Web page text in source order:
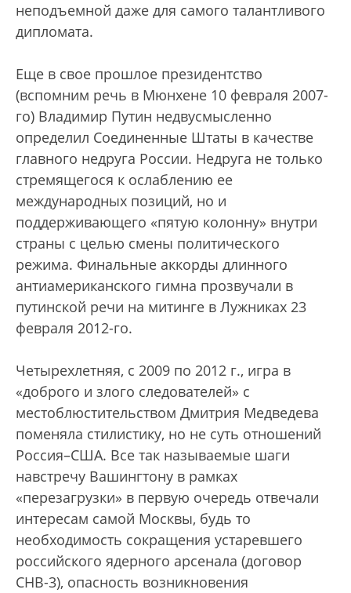
неподъемной даже для самого талантливого
дипломата.
Еще в свое прошлое президентство
(вспомним речь в Мюнхене 10 февраля 2007-
го) Владимир Путин недвусмысленно
определил Соединенные Штаты в качестве
главного недруга России. Недруга не только
стремящегося к ослаблению ее
международных позиций, но и
поддерживающего «пятую колонну» внутри
страны с целью смены политического
режима. Финальные аккорды длинного
антиамериканского гимна прозвучали в
путинской речи на митинге в Лужниках 23
февраля 2012-го.
Четырехлетняя, с 2009 по 2012 г., игра в
«доброго и злого следователей» с
местоблюстительством Дмитрия Медведева
поменяла стилистику, но не суть отношений
Россия–США. Все так называемые шаги
навстречу Вашингтону в рамках
«перезагрузки» в первую очередь отвечали
интересам самой Москвы, будь то
необходимость сокращения устаревшего
российского ядерного арсенала (договор
СНВ-3), опасность возникновения